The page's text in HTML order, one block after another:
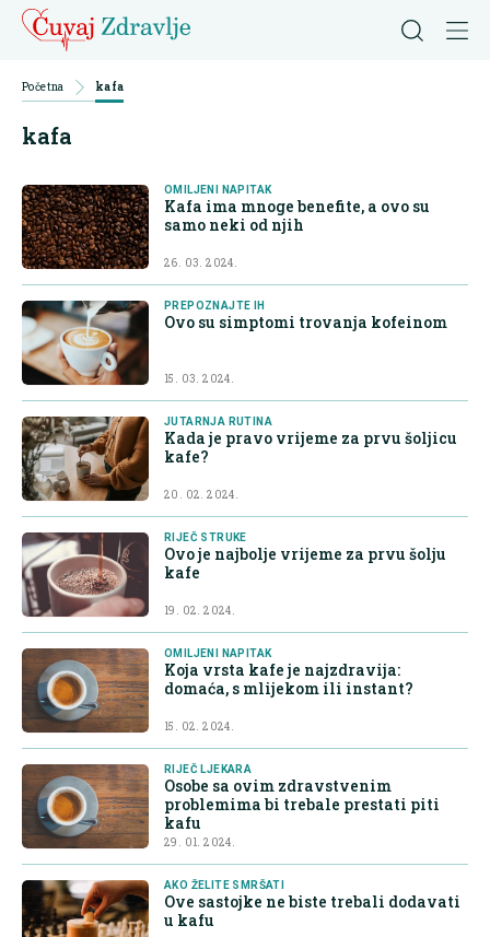
Početna kafa
kafa
OMILJENI NAPITAK
Kafa ima mnoge benefite, a ovo su
samo neki od njih
26. 03. 2024.
PREPOZNAJTE IH
Ovo su simptomi trovanja kofeinom
15. 03. 2024.
JUTARNJA RUTINA
Kada je pravo vrijeme za prvu šoljicu
kafe?
20. 02. 2024.
RIJEČ STRUKE
Ovo je najbolje vrijeme za prvu šolju
kafe
19. 02. 2024.
OMILJENI NAPITAK
Koja vrsta kafe je najzdravija:
domaća, s mlijekom ili instant?
15. 02. 2024.
RIJEČ LJEKARA
Osobe sa ovim zdravstvenim
problemima bi trebale prestati piti
kafu
29. 01. 2024.
AKO ŽELITE SMRŠATI
Ove sastojke ne biste trebali dodavati
u kafu